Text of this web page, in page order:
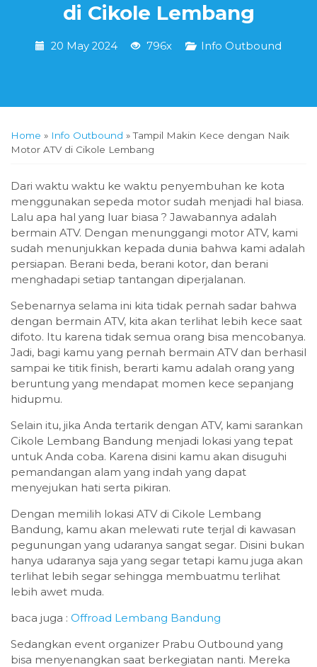
di Cikole Lembang
20 May 2024 796x Info Outbound
Home » Info Outbound »Tampil Makin Kece dengan Naik
Motor ATV di Cikole Lembang
Dari waktu waktu ke waktu penyembuhan ke kota
menggunakan sepeda motor sudah menjadi hal biasa.
Lalu apa hal yang luar biasa ? Jawabannya adalah
bermain ATV. Dengan menunggangi motor ATV, kami
sudah menunjukkan kepada dunia bahwa kami adalah
persiapan. Berani beda, berani kotor, dan berani
menghadapi setiap tantangan diperjalanan.
Sebenarnya selama ini kita tidak pernah sadar bahwa
dengan bermain ATV, kita akan terlihat lebih kece saat
difoto. Itu karena tidak semua orang bisa mencobanya.
Jadi, bagi kamu yang pernah bermain ATV dan berhasil
sampai ke titik finish, berarti kamu adalah orang yang
beruntung yang mendapat momen kece sepanjang
hidupmu.
Selain itu, jika Anda tertarik dengan ATV, kami sarankan
Cikole Lembang Bandung menjadi lokasi yang tepat
untuk Anda coba. Karena disini kamu akan disuguhi
pemandangan alam yang indah yang dapat
menyejukan hati serta pikiran.
Dengan memilih lokasi ATV di Cikole Lembang
Bandung, kamu akan melewati rute terjal di kawasan
pegunungan yang udaranya sangat segar. Disini bukan
hanya udaranya saja yang segar tetapi kamu juga akan
terlihat lebih segar sehingga membuatmu terlihat
lebih awet muda.
baca juga : Offroad Lembang Bandung
Sedangkan event organizer Prabu Outbound yang
bisa menyenangkan saat berkegiatan nanti. Mereka